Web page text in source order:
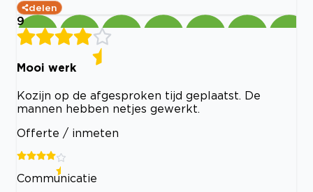
delen
9
Mooi werk
Kozijn op de afgesproken tijd geplaatst. De
mannen hebben netjes gewerkt.
Offerte / inmeten
Communicatie